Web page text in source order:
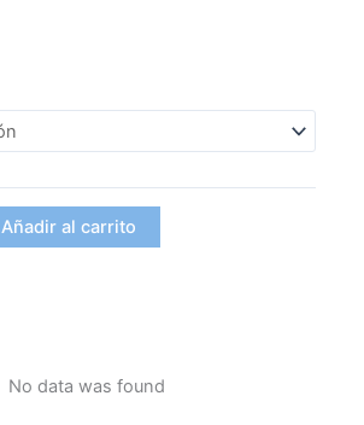
Añadir al carrito
No data was found